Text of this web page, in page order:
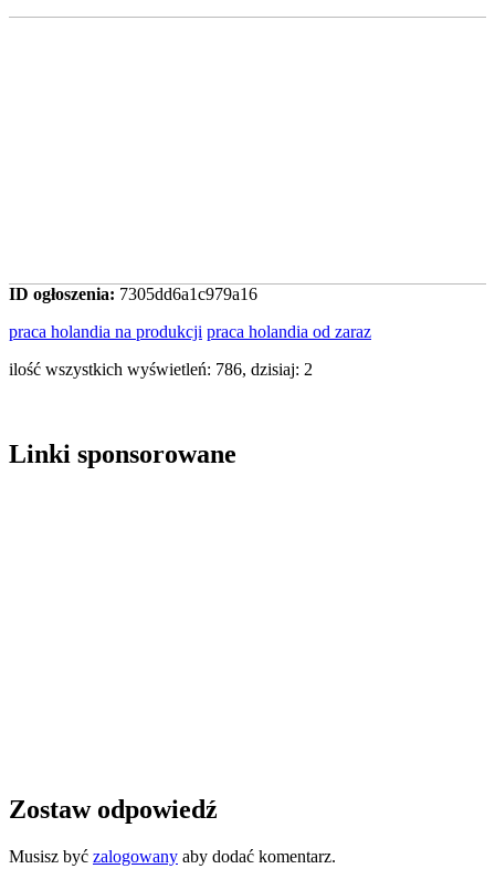
ID ogłoszenia: 7305dd6a1c979a16
praca holandia na produkcji praca holandia od zaraz
ilość wszystkich wyświetleń: 786, dzisiaj: 2
Linki sponsorowane
Zostaw odpowiedź
Musisz być zalogowany aby dodać komentarz.